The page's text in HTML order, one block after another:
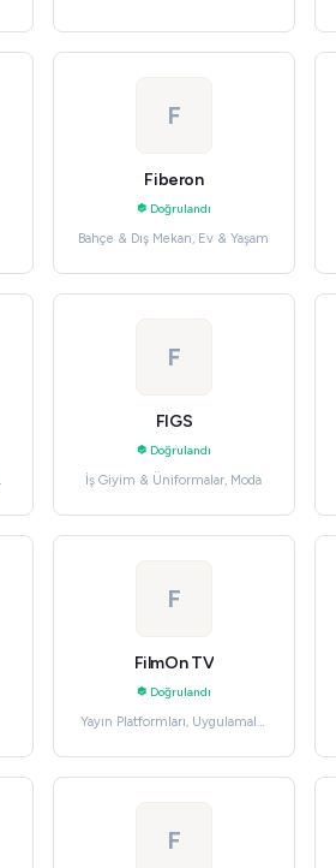
F
Fiberon
Doğrulandı
Bahçe & Dış Mekan, Ev & Yaşam
F
FIGS
Doğrulandı
İş Giyim & Üniformalar, Moda
F
FilmOn TV
Doğrulandı
Yayın Platformları, Uygulamalar
F